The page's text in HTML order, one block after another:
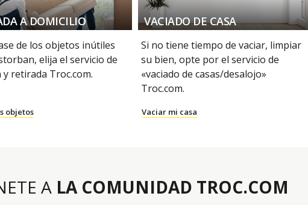
A DOMICILIO
de los objetos inútiles
elija el servicio de
y retirada Troc.com.
objetos
VACIADO DE CASA
Si no tiene tiempo de vaciar, limpiar
su bien, opte por el servicio de
«vaciado de casas/desalojo»
Troc.com.
Vaciar mi casa
A LA COMUNIDAD TROC.COM